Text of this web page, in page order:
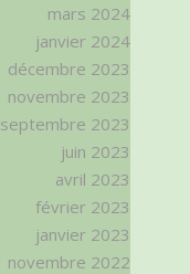
mars 2024
janvier 2024
décembre 2023
novembre 2023
septembre 2023
juin 2023
avril 2023
février 2023
janvier 2023
novembre 2022